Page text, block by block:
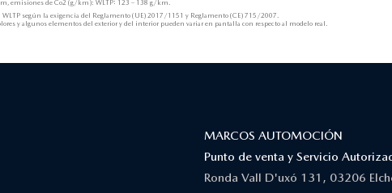
emisiones de Co2 (g/km): WLTP: 123 – 138 g/km.
según la exigencia del Reglamento (UE) 2017/1151 y Reglamento (CE) 715/2007.
y algunos elementos del exterior y del interior pueden variar en pantalla con respecto al modelo real.
MARCOS AUTOMOCIÓN
Punto de venta y Servicio
Ronda Vall D'uxó 131, 03206